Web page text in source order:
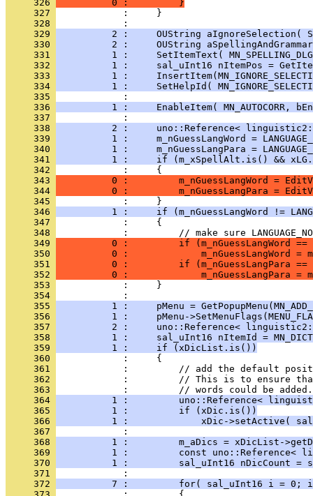
     326
          0 :         }
     327
     328
     329
2 :     OUString aIgnoreSelection(
     330
2 :     OUString
     331
1 :     SetItemText(
     332
1 :     sal_uInt16 nItemPos =
     333
1 :
     334
1 :     SetHelpId(
     335
     336
1 :     EnableItem( MN_AUTOCORR,
     337
     338
2 :     uno::Reference<
     339
1 :     m_nGuessLangWord =
     340
1 :     m_nGuessLangPara =
     341
1 :     if (m_xSpellAlt.is() &&
     342
     343
0 :         m_nGuessLangWord =
     344
0 :         m_nGuessLangPara =
     345
     346
1 :     if (m_nGuessLangWord !=
     347
     348
     349
0 :         if (m_nGuessLangWord ==
     350
0 :             m_nGuessLangWord =
     351
0 :         if (m_nGuessLangPara ==
     352
0 :             m_nGuessLangPara =
     353
     354
     355
1 :     pMenu =
     356
1 :     pMenu-
     357
2 :     uno::Reference<
     358
1 :     sal_uInt16 nItemId =
     359
          1 :     if (xDicList.is())
     360
     361
     362
     363
     364
1 :         uno::Reference<
     365
          1 :         if (xDic.is())
     366
1 :             xDic->setActive(
     367
     368
1 :         m_aDics = xDicList-
     369
1 :         const uno::Reference<
     370
1 :         sal_uInt16 nDicCount =
     371
     372
7 :         for( sal_uInt16 i = 0;